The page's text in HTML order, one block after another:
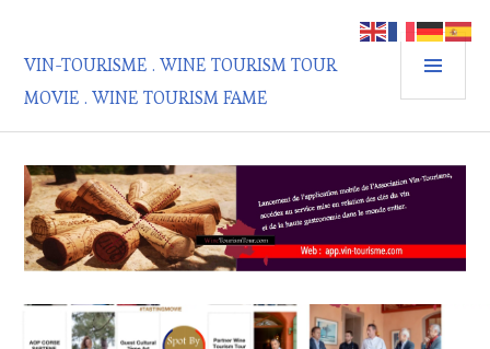
contenu
principal
VIN-TOURISME . WINE TOURISM TOUR
MOVIE . WINE TOURISM FAME